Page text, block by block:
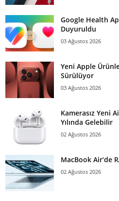
Google Health
Duyuruldu
03 Ağustos 2026
Yeni Apple
Sürülüyor
03 Ağustos 2026
Kamerasız Yeni
Yılında Gelebilir
02 Ağustos 2026
MacBook Air’de
02 Ağustos 2026